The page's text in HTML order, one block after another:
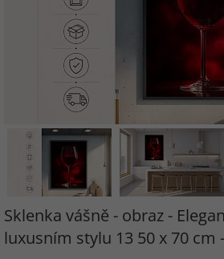
Sklenka vášně - obraz -
luxusním stylu 13 50 x 70 cm